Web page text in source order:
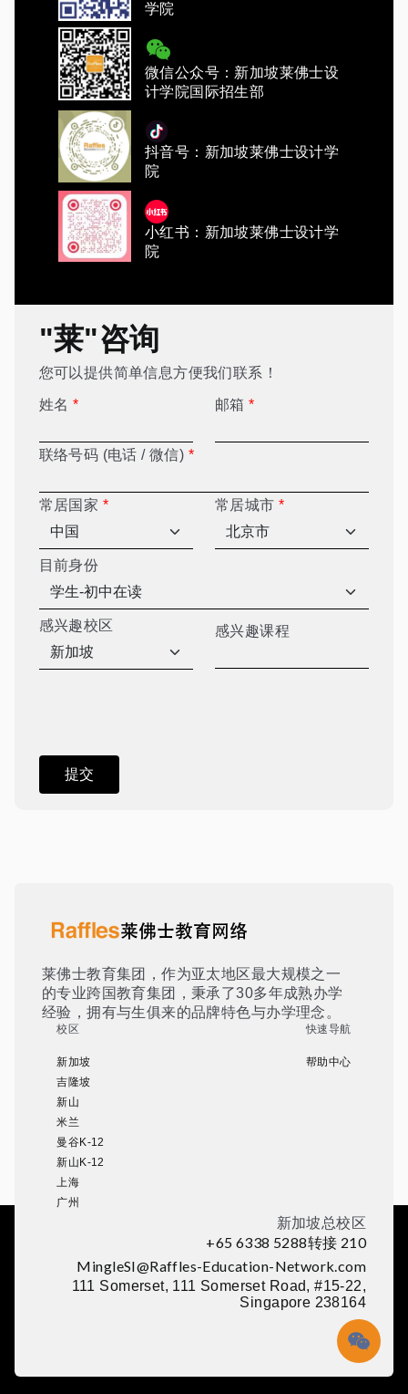
学院
微信公众号：新加坡莱佛士设
计学院国际招生部
抖音号：新加坡莱佛士设计学
院
小红书：新加坡莱佛士设计学
院
"莱"咨询
您可以提供简单信息方便我们联系！
姓名 * 邮箱*
联络号码 (电话 / 微信) *
常居国家 * 常居城市*
目前身份
感兴趣校区 感兴趣课程
莱佛士教育集团，作为亚太地区最大规模之一
的专业跨国教育集团，秉承了30多年成熟办学
经验，拥有与生俱来的品牌特色与办学理念。
校区
新加坡
吉隆坡
新山
米兰
曼谷K-12
新山K-12
上海
广州
快速导航
帮助中心
新加坡总校区
+65 6338 5288转接 210
MingleSI@Raffles-Education-Network.com
111 Somerset, 111 Somerset Road, #15-22,
Singapore 238164